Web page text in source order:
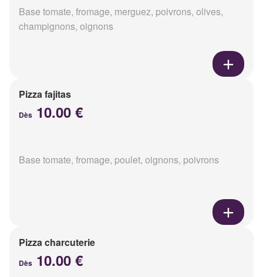
Base tomate, fromage, merguez, poivrons, olives,
champignons, oignons
Pizza fajitas
Dès 10.00 €
Base tomate, fromage, poulet, oignons, poivrons
Pizza charcuterie
Dès 10.00 €